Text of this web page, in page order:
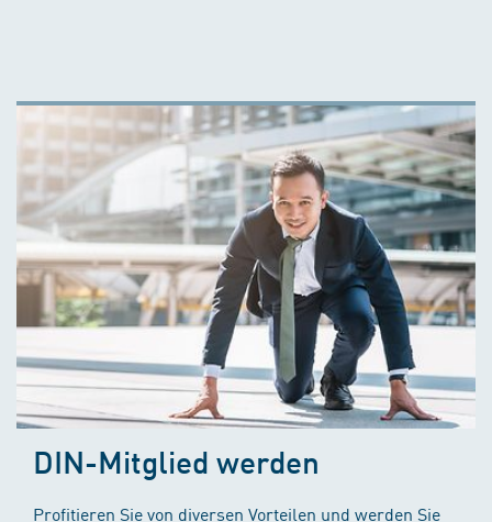
DIN-Mitglied werden
Profitieren Sie von diversen Vorteilen und werden Sie